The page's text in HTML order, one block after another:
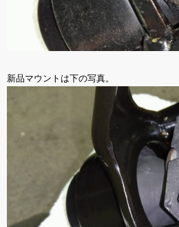
新品マウントは下の写真。